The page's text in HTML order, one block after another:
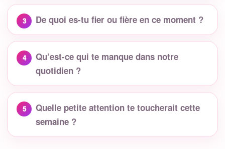
De quoi es-tu fier ou fière en ce moment ?
Qu’est-ce qui te manque dans notre
quotidien ?
Quelle petite attention te toucherait cette
semaine ?